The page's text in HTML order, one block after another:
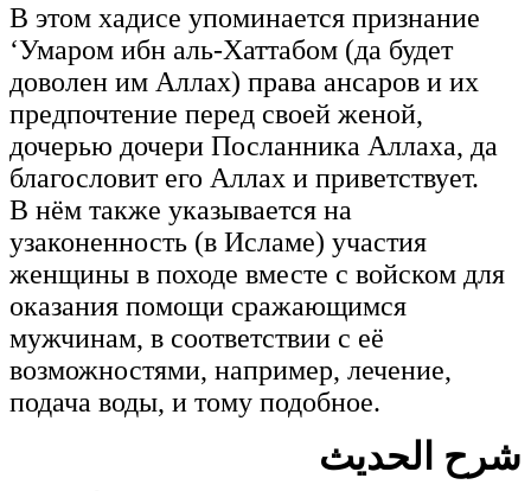
В этом хадисе упоминается признание
‘Умаром ибн аль-Хаттабом (да будет
доволен им Аллах) права ансаров и их
предпочтение перед своей женой,
дочерью дочери Посланника Аллаха, да
благословит его Аллах и приветствует.
В нём также указывается на
узаконенность (в Исламе) участия
женщины в походе вместе с войском для
оказания помощи сражающимся
мужчинам, в соответствии с её
возможностями, например, лечение,
подача воды, и тому подобное.
شرح الحديث